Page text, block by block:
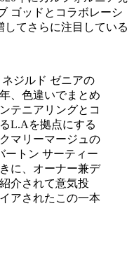
ゴッドとコラボレーシ
してさらに注目している
ジルド ゼニアの
、色違いでまとめ
テニアリングとコ
L.Aを拠点にする
マリーマージュの
ートン サーティー
に、オーナー兼デ
介されて意気投
アされたこの一本